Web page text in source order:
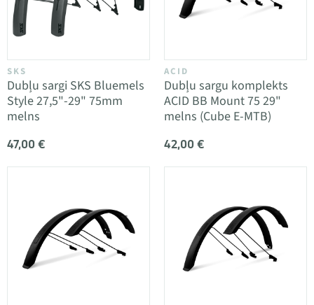
SKS
Dubļu sargi SKS Bluemels
Style 27,5"-29" 75mm
melns
47,00 €
ACID
Dubļu sargu komplekts
ACID BB Mount 75 29"
melns (Cube E-MTB)
42,00 €